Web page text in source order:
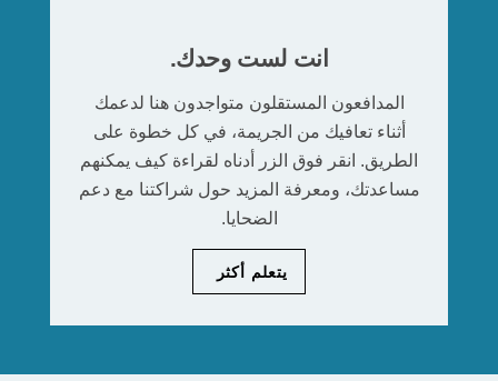
انت لست وحدك.
المدافعون المستقلون متواجدون هنا لدعمك
أثناء تعافيك من الجريمة، في كل خطوة على
الطريق. انقر فوق الزر أدناه لقراءة كيف يمكنهم
مساعدتك، ومعرفة المزيد حول شراكتنا مع دعم
الضحايا.
يتعلم أكثر